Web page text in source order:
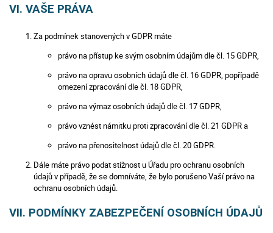
VI. VAŠE PRÁVA
Za podmínek stanovených v GDPR máte
právo na přístup ke svým osobním údajům dle čl. 15 GDPR,
právo na opravu osobních údajů dle čl. 16 GDPR, popřípadě
omezení zpracování dle čl. 18 GDPR,
právo na výmaz osobních údajů dle čl. 17 GDPR,
právo vznést námitku proti zpracování dle čl. 21 GDPR a
právo na přenositelnost údajů dle čl. 20 GDPR.
Dále máte právo podat stížnost u Úřadu pro ochranu osobních
údajů v případě, že se domníváte, že bylo porušeno Vaší právo na
ochranu osobních údajů.
VII. PODMÍNKY ZABEZPEČENÍ OSOBNÍCH ÚDAJŮ